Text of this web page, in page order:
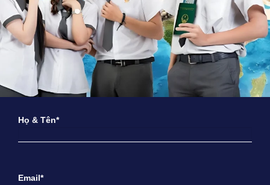
Họ & Tên*
Email*